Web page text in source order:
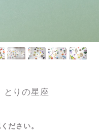
りの星座
ださい。